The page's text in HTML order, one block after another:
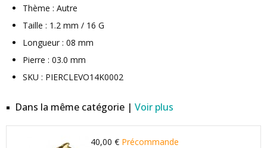
Thème : Autre
Taille : 1.2 mm / 16 G
Longueur : 08 mm
Pierre : 03.0 mm
SKU : PIERCLEVO14K0002
Dans la même catégorie | Voir plus
40,00 € Précommande